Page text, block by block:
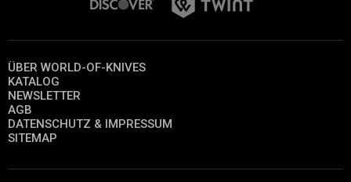
ÜBER WORLD-OF-KNIVES
KATALOG
NEWSLETTER
AGB
DATENSCHUTZ & IMPRESSUM
SITEMAP